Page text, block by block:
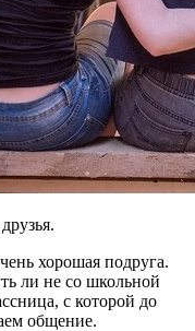
хорошая подруга.
ли не со школьной
с которой до
общение.